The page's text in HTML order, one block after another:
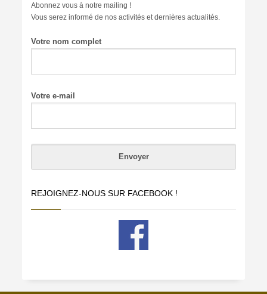
Abonnez vous à notre mailing !
Vous serez informé de nos activités et dernières actualités.
Votre nom complet
Votre e-mail
REJOIGNEZ-NOUS SUR FACEBOOK !